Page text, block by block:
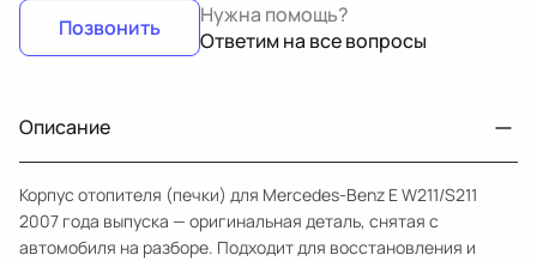
Позвонить
Нужна помощь?
Ответим на все вопросы
Описание
Корпус отопителя (печки) для Mercedes-Benz E W211/S211
2007 года выпуска — оригинальная деталь, снятая с
автомобиля на разборе. Подходит для восстановления и